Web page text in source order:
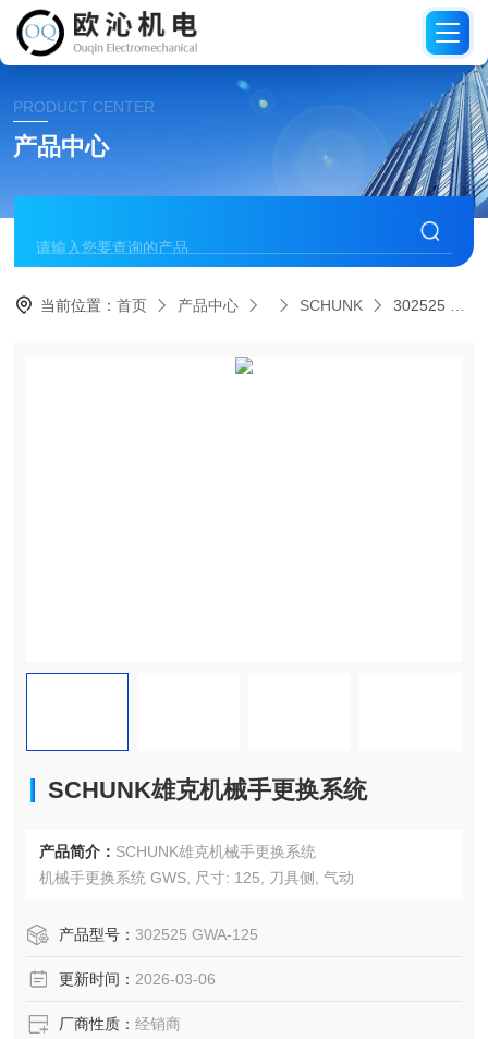
PRODUCT CENTER
产品中心
当前位置：首页 产品中心 SCHUNK 302525 GWA-125SCHUNK雄克机械手更换系统
SCHUNK雄克机械手更换系统
产品简介： SCHUNK雄克机械手更换系统
机械手更换系统 GWS, 尺寸: 125, 刀具侧, 气动
产品型号： 302525 GWA-125
更新时间： 2026-03-06
厂商性质： 经销商